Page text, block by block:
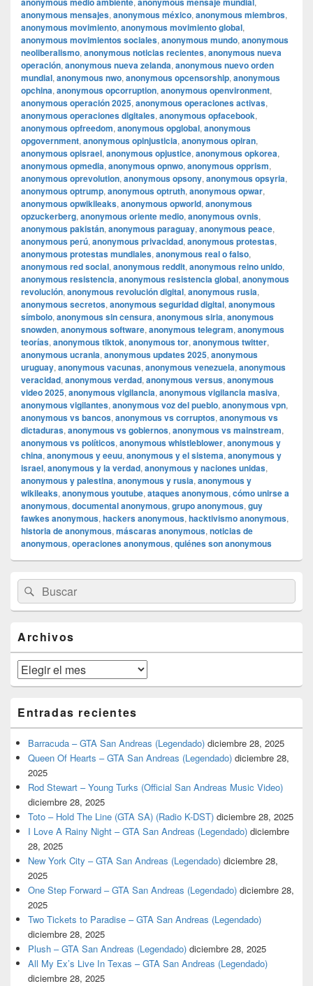
anonymous mensajes, anonymous méxico, anonymous miembros,
anonymous movimiento, anonymous movimiento global,
anonymous movimientos sociales, anonymous mundo, anonymous
neoliberalismo, anonymous noticias recientes, anonymous nueva
operación, anonymous nueva zelanda, anonymous nuevo orden
mundial, anonymous nwo, anonymous opcensorship, anonymous
opchina, anonymous opcorruption, anonymous openvironment,
anonymous operación 2025, anonymous operaciones activas,
anonymous operaciones digitales, anonymous opfacebook,
anonymous opfreedom, anonymous opglobal, anonymous
opgovernment, anonymous opinjusticia, anonymous opiran,
anonymous opisrael, anonymous opjustice, anonymous opkorea,
anonymous opmedia, anonymous opnwo, anonymous opprism,
anonymous oprevolution, anonymous opsony, anonymous opsyria,
anonymous optrump, anonymous optruth, anonymous opwar,
anonymous opwikileaks, anonymous opworld, anonymous
opzuckerberg, anonymous oriente medio, anonymous ovnis,
anonymous pakistán, anonymous paraguay, anonymous peace,
anonymous perú, anonymous privacidad, anonymous protestas,
anonymous protestas mundiales, anonymous real o falso,
anonymous red social, anonymous reddit, anonymous reino unido,
anonymous resistencia, anonymous resistencia global, anonymous
revolución, anonymous revolución digital, anonymous rusia,
anonymous secretos, anonymous seguridad digital, anonymous
símbolo, anonymous sin censura, anonymous siria, anonymous
snowden, anonymous software, anonymous telegram, anonymous
teorías, anonymous tiktok, anonymous tor, anonymous twitter,
anonymous ucrania, anonymous updates 2025, anonymous
uruguay, anonymous vacunas, anonymous venezuela, anonymous
veracidad, anonymous verdad, anonymous versus, anonymous
video 2025, anonymous vigilancia, anonymous vigilancia masiva,
anonymous vigilantes, anonymous voz del pueblo, anonymous vpn,
anonymous vs bancos, anonymous vs corruptos, anonymous vs
dictaduras, anonymous vs gobiernos, anonymous vs mainstream,
anonymous vs políticos, anonymous whistleblower, anonymous y
china, anonymous y eeuu, anonymous y el sistema, anonymous y
israel, anonymous y la verdad, anonymous y naciones unidas,
anonymous y palestina, anonymous y rusia, anonymous y
wikileaks, anonymous youtube, ataques anonymous, cómo unirse a
anonymous, documental anonymous, grupo anonymous, guy
fawkes anonymous, hackers anonymous, hacktivismo anonymous,
historia de anonymous, máscaras anonymous, noticias de
anonymous, operaciones anonymous, quiénes son anonymous
área
de
widget
lateral
primaria
Buscar
por:
Buscar
Archivos
Archivos
Entradas recientes
Barracuda – GTA San Andreas (Legendado) diciembre 28, 2025
Queen Of Hearts – GTA San Andreas (Legendado) diciembre 28,
2025
Rod Stewart – Young Turks (Official San Andreas Music Video)
diciembre 28, 2025
Toto – Hold The Line (GTA SA) (Radio K-DST) diciembre 28, 2025
I Love A Rainy Night – GTA San Andreas (Legendado) diciembre
28, 2025
New York City – GTA San Andreas (Legendado) diciembre 28,
2025
One Step Forward – GTA San Andreas (Legendado) diciembre 28,
2025
Two Tickets to Paradise – GTA San Andreas (Legendado)
diciembre 28, 2025
Plush – GTA San Andreas (Legendado) diciembre 28, 2025
All My Ex’s Live In Texas – GTA San Andreas (Legendado)
diciembre 28, 2025